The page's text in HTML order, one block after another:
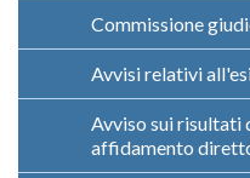
Commissione
Avvisi relativi
Avviso sui risultati
affidamento